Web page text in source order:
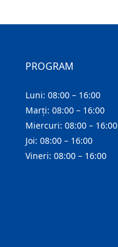
PROGRAM
Luni: 08:00 – 16:00
Marți: 08:00 – 16:00
Miercuri: 08:00 – 16:00
Joi: 08:00 – 16:00
Vineri: 08:00 – 16:00